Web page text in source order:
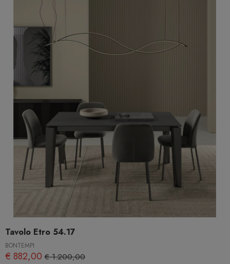
Tavolo Etro 54.17
BONTEMPI
€ 882,00 € 1.200,00